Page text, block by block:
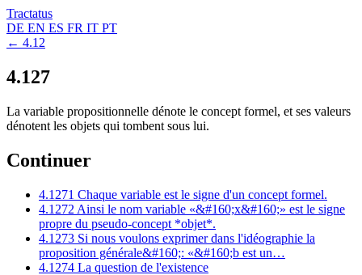
Tractatus
DE EN ES FR IT PT
← 4.12
4.127
La variable propositionnelle dénote le concept formel, et ses valeurs
dénotent les objets qui tombent sous lui.
Continuer
4.1271 Chaque variable est le signe d'un concept formel.
4.1272 Ainsi le nom variable «&#160;x&#160;» est le signe
propre du pseudo-concept *objet*.
4.1273 Si nous voulons exprimer dans l'idéographie la
proposition générale&#160;: «&#160;b est un…
4.1274 La question de l'existence